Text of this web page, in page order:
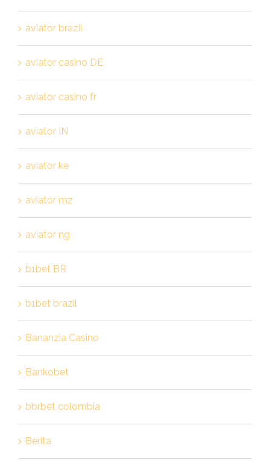
aviator brazil
aviator casino DE
aviator casino fr
aviator IN
aviator ke
aviator mz
aviator ng
b1bet BR
b1bet brazil
Bananzia Casino
Bankobet
bbrbet colombia
Berita